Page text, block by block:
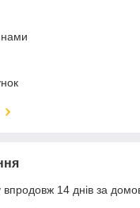
14 днів за